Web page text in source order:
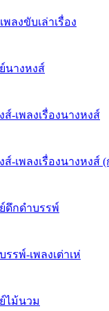
ลงขับเล่าเรื่อง
นางหงส์
-เพลงเรื่องนางหงส์
-เพลงเรื่องนางหงส์
ดึกดําบรรพ์
รพ์-เพลงเต่าเห่
ไม้นวม